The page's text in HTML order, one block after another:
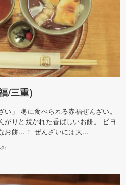
/三重)
」 冬に食べられる赤福ぜんざい。
がりと焼かれた香ばしいお餅。 ビヨ
お餅…！ ぜんざいには大…